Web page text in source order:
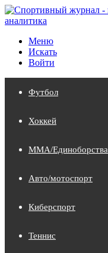
Меню
Искать
Войти
Футбол
Хоккей
MMA/Единоборства
Авто/мотоспорт
Киберспорт
Теннис